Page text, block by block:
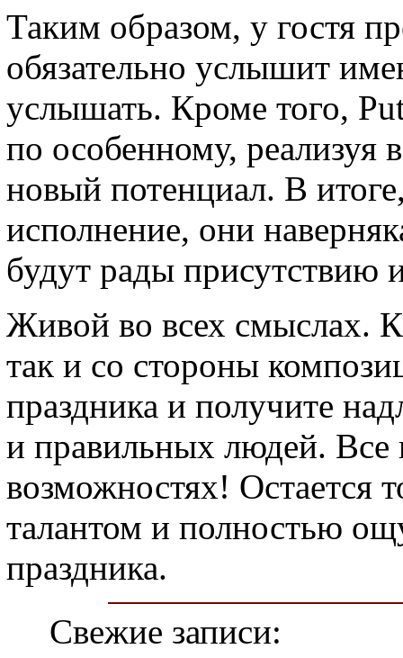
Таким образом, у гостя
обязательно услышит
услышать. Кроме того,
по особенному,
новый потенциал. В
исполнение, они
будут рады
Живой во всех смыслах.
так и со стороны
праздника и получите
и правильных людей. Все
возможностях! Остается
талантом и полностью
праздника.
Свежие записи: